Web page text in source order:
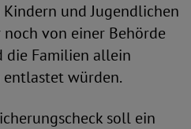
und Jugendlichen
von einer Behörde
die Familien allein
würden.
soll ein